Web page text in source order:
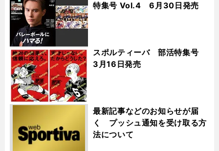
特集号 Vol.4 6月30日発売
スポルティーバ 部活特集号
3月16日発売
最新記事などのお知らせが届
く プッシュ通知を受け取る方
法について